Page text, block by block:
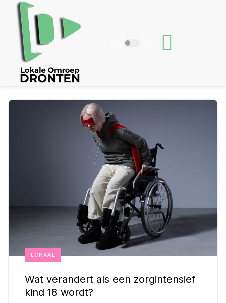
LOKAAL
Wat verandert als een zorgintensief
kind 18 wordt?